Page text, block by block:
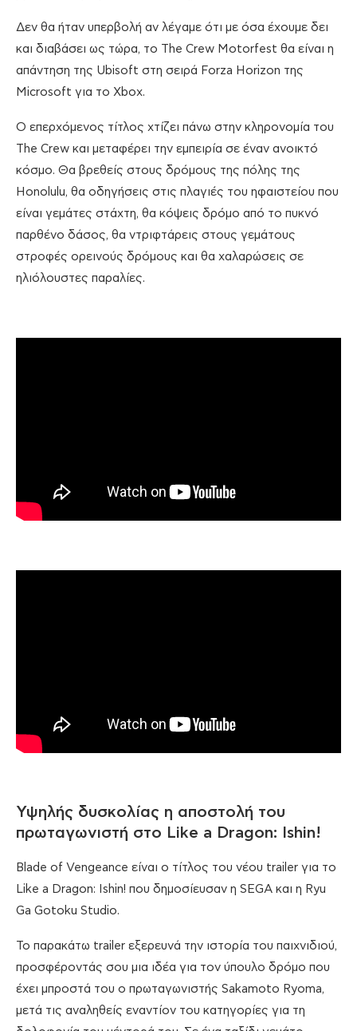
Δεν θα ήταν υπερβολή αν λέγαμε ότι με όσα έχουμε δει
και διαβάσει ως τώρα, το The Crew Motorfest θα είναι η
απάντηση της Ubisoft στη σειρά Forza Horizon της
Microsoft για το Xbox.
Ο επερχόμενος τίτλος χτίζει πάνω στην κληρονομία του
The Crew και μεταφέρει την εμπειρία σε έναν ανοικτό
κόσμο. Θα βρεθείς στους δρόμους της πόλης της
Honolulu, θα οδηγήσεις στις πλαγιές του ηφαιστείου που
είναι γεμάτες στάχτη, θα κόψεις δρόμο από το πυκνό
παρθένο δάσος, θα ντριφτάρεις στους γεμάτους
στροφές ορεινούς δρόμους και θα χαλαρώσεις σε
ηλιόλουστες παραλίες.
Υψηλής δυσκολίας η αποστολή του
πρωταγωνιστή στο Like a Dragon: Ishin!
Blade of Vengeance είναι ο τίτλος του νέου trailer για το
Like a Dragon: Ishin! που δημοσίευσαν η SEGA και η Ryu
Ga Gotoku Studio.
Το παρακάτω trailer εξερευνά την ιστορία του παιχνιδιού,
προσφέροντάς σου μια ιδέα για τον ύπουλο δρόμο που
έχει μπροστά του ο πρωταγωνιστής Sakamoto Ryoma,
μετά τις αναληθείς εναντίον του κατηγορίες για τη